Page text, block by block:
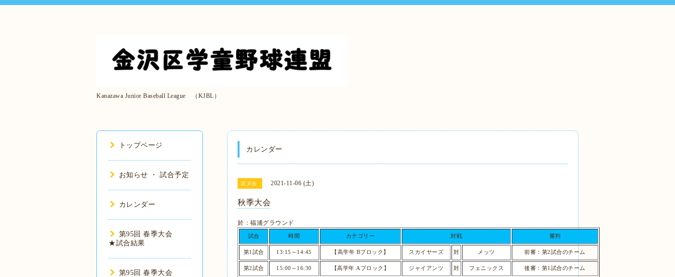
Kanazawa Junior Baseball League （KJBL）
カレンダー
区大会 2021-11-06 (土)
秋季大会
於：福浦グラウンド
試合 時間 カテゴリー 対戦 審判
第1試合 13:15～14:45 【高学年 Bブロック】 スカイヤーズ 対 メッツ 前審：第2試合のチーム
第2試合 15:00～16:30 【高学年 Aブロック】 ジャイアンツ 対 フェニックス 後審：第1試合のチーム
トップページ
お知らせ ・ 試合予定
カレンダー
第95回 春季大会
★試合結果
第95回 春季大会